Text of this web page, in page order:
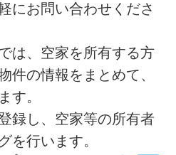
にお問い合わせくださ
は、空家を所有する方
件の情報をまとめて、
す。
録し、空家等の所有者
を行います。